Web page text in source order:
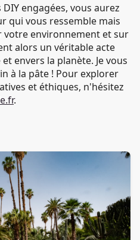
engagées, vous aurez
qui vous ressemble mais
environnement et sur
alors un véritable acte
envers la planète. Je vous
à la pâte ! Pour explorer
et éthiques, n'hésitez
.